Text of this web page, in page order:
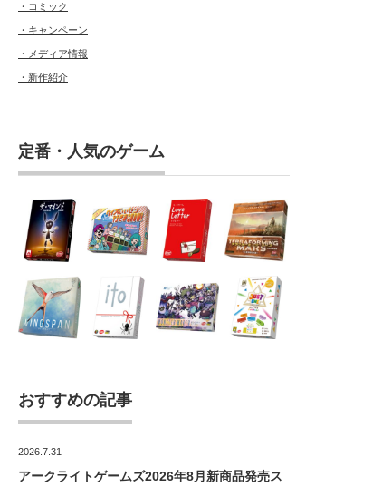
・コミック
・キャンペーン
・メディア情報
・新作紹介
定番・人気のゲーム
おすすめの記事
2026.7.31
アークライトゲームズ2026年8月新商品発売ス